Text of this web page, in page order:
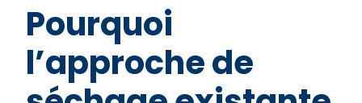
Pourquoi
l’approche de